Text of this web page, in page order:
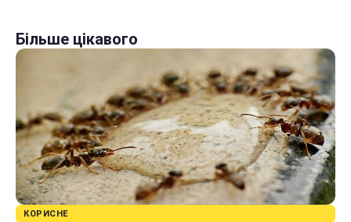
Більше цікавого
КОРИСНЕ